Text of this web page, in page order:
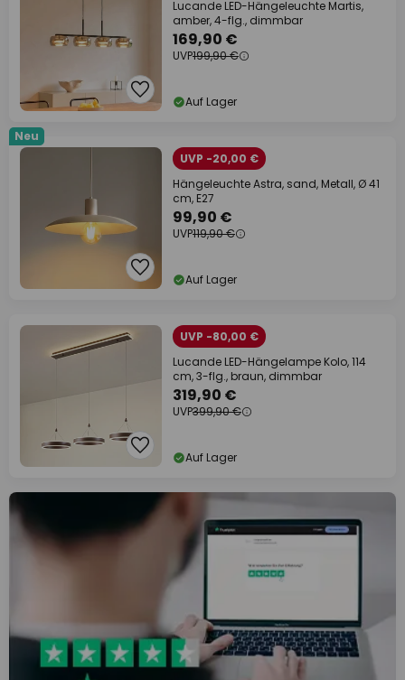
Lucande LED-Hängeleuchte Martis,
amber, 4-flg., dimmbar
169,90 €
UVP199,90 €
Auf Lager
Neu
UVP -20,00 €
Hängeleuchte Astra, sand, Metall, Ø 41
cm, E27
99,90 €
UVP119,90 €
Auf Lager
UVP -80,00 €
Lucande LED-Hängelampe Kolo, 114
cm, 3-flg., braun, dimmbar
319,90 €
UVP399,90 €
Auf Lager